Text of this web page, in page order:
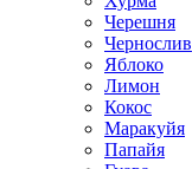
Черешня
Чернослив
Яблоко
Лимон
Кокос
Маракуйя
Папайя